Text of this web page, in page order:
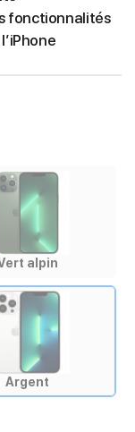
fonctionnalités
alpin
Argent